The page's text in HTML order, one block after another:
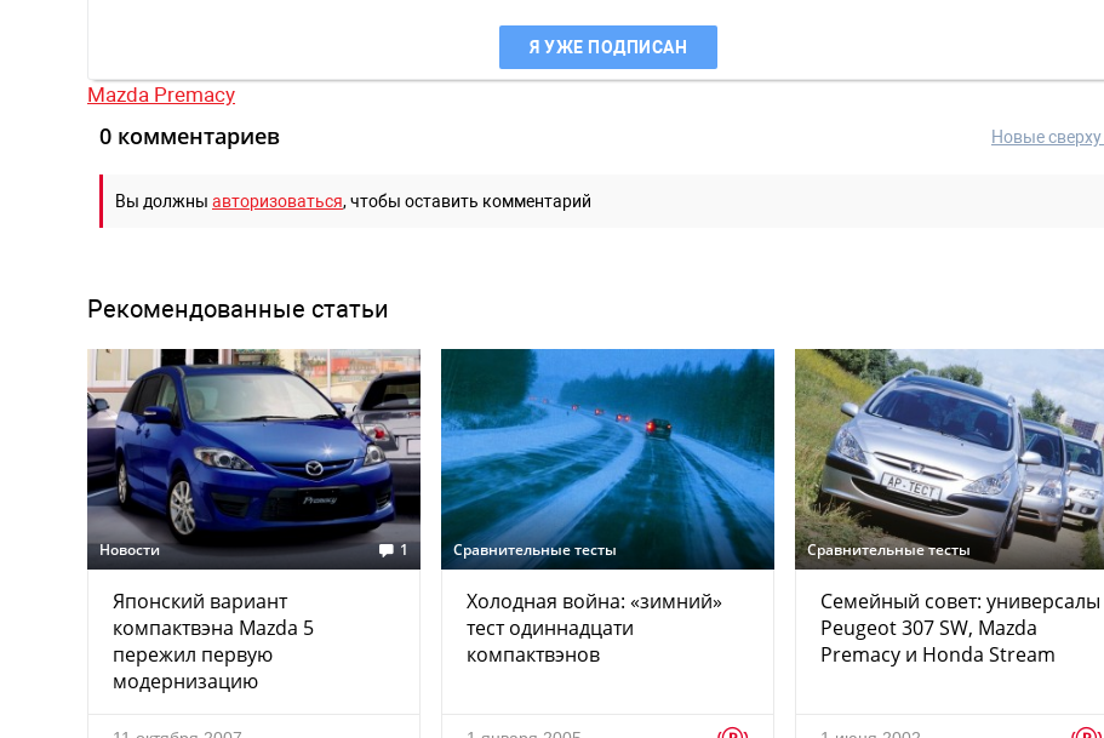
Я УЖЕ ПОДПИСАН
Mazda Premacy
Новые сверху
0 комментариев
Вы должны авторизоваться, чтобы оставить комментарий
Рекомендованные статьи
Новости 1
Японский вариант
компактвэна Mazda 5
пережил первую
модернизацию
Сравнительные тесты
Холодная война: «зимний»
тест одиннадцати
компактвэнов
Сравнительные тесты
Семейный совет: универсалы
Peugeot 307 SW, Mazda
Premacy и Honda Stream